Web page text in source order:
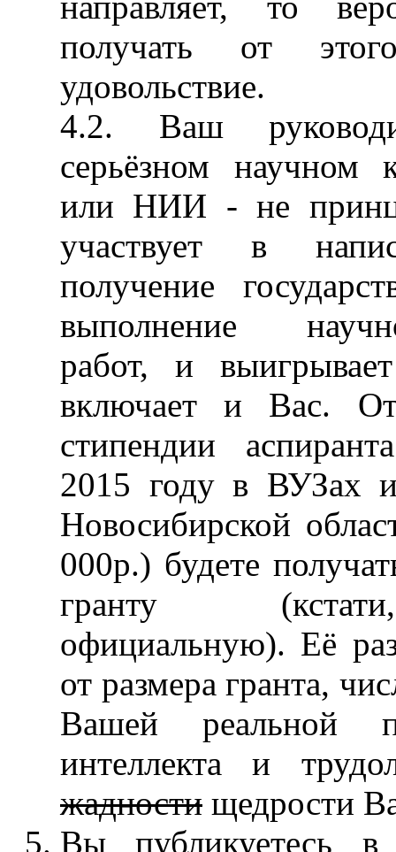
получать от
удовольствие.
4.2. Ваш
серьёзном научном
или НИИ - не
участвует в
получение
выполнение научно-
работ, и
включает и Вас.
стипендии
2015 году в ВУЗах
Новосибирской
000р.) будете
гранту
официальную). Её
от размера гранта,
Вашей реальной
интеллекта и
жадности щедрости
Вы публикуетесь в